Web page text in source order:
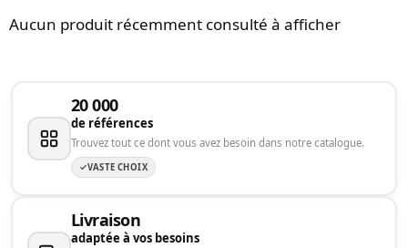
Aucun produit récemment consulté à afficher
20 000
de références
Trouvez tout ce dont vous avez besoin dans notre catalogue.
VASTE CHOIX
Livraison
adaptée à vos besoins